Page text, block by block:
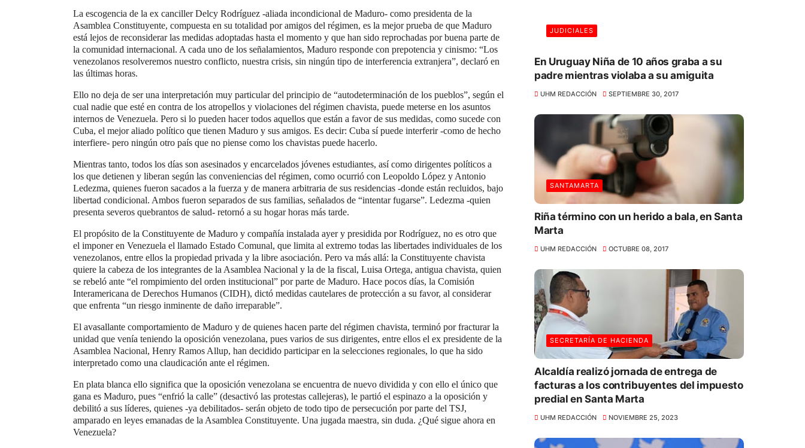
La escogencia de la ex canciller Delcy Rodríguez -aliada incondicional de Maduro- como presidenta de la
Asamblea Constituyente, compuesta en su totalidad por amigos del régimen, es la mejor prueba de que Maduro
está lejos de reconsiderar las medidas adoptadas hasta el momento y que han sido reprochadas por buena parte de
la comunidad internacional. A cada uno de los señalamientos, Maduro responde con prepotencia y cinismo: “Los
venezolanos resolveremos nuestro conflicto, nuestra crisis, sin ningún tipo de interferencia extranjera”, declaró en
las últimas horas.
Ello no deja de ser una interpretación muy particular del principio de “autodeterminación de los pueblos”, según el
cual nadie que esté en contra de los atropellos y violaciones del régimen chavista, puede meterse en los asuntos
internos de Venezuela. Pero si lo pueden hacer todos aquellos que están a favor de sus medidas, como sucede con
Cuba, el mejor aliado político que tienen Maduro y sus amigos. Es decir: Cuba sí puede interferir -como de hecho
interfiere- pero ningún otro país que no piense como los chavistas puede hacerlo.
Mientras tanto, todos los días son asesinados y encarcelados jóvenes estudiantes, así como dirigentes políticos a
los que detienen y liberan según las conveniencias del régimen, como ocurrió con Leopoldo López y Antonio
Ledezma, quienes fueron sacados a la fuerza y de manera arbitraria de sus residencias -donde están recluidos, bajo
libertad condicional. Ambos fueron separados de sus familias, señalados de “intentar fugarse”. Ledezma -quien
presenta severos quebrantos de salud- retornó a su hogar horas más tarde.
El propósito de la Constituyente de Maduro y compañía instalada ayer y presidida por Rodríguez, no es otro que
el imponer en Venezuela el llamado Estado Comunal, que limita al extremo todas las libertades individuales de los
venezolanos, entre ellos la propiedad privada y la libre asociación. Pero va más allá: la Constituyente chavista
quiere la cabeza de los integrantes de la Asamblea Nacional y la de la fiscal, Luisa Ortega, antigua chavista, quien
se rebeló ante “el rompimiento del orden institucional” por parte de Maduro. Hace pocos días, la Comisión
Interamericana de Derechos Humanos (CIDH), dictó medidas cautelares de protección a su favor, al considerar
que enfrenta “un riesgo inminente de daño irreparable”.
El avasallante comportamiento de Maduro y de quienes hacen parte del régimen chavista, terminó por fracturar la
unidad que venía teniendo la oposición venezolana, pues varios de sus dirigentes, entre ellos el ex presidente de la
Asamblea Nacional, Henry Ramos Allup, han decidido participar en la selecciones regionales, lo que ha sido
interpretado como una claudicación ante el régimen.
En plata blanca ello significa que la oposición venezolana se encuentra de nuevo dividida y con ello el único que
gana es Maduro, pues “enfrió la calle” (desactivó las protestas callejeras), le partió el espinazo a la oposición y
debilitó a sus líderes, quienes -ya debilitados- serán objeto de todo tipo de persecución por parte del TSJ,
amparado en leyes emanadas de la Asamblea Constituyente. Una jugada maestra, sin duda. ¿Qué sigue ahora en
Venezuela?
JUDICIALES
En Uruguay Niña de 10 años graba a su
padre mientras violaba a su amiguita
UHM REDACCIÓN SEPTIEMBRE 30, 2017
SANTAMARTA
Riña término con un herido a bala, en Santa
Marta
UHM REDACCIÓN OCTUBRE 08, 2017
SECRETARÍA DE HACIENDA
Alcaldía realizó jornada de entrega de
facturas a los contribuyentes del impuesto
predial en Santa Marta
UHM REDACCIÓN NOVIEMBRE 25, 2023